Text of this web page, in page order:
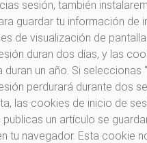
sesión, también
guardar tu información de
de visualización de
duran dos días, y las
duran un año. Si seleccionas
perdurará durante dos
las cookies de inicio de
publicas un artículo se
tu navegador. Esta cookie